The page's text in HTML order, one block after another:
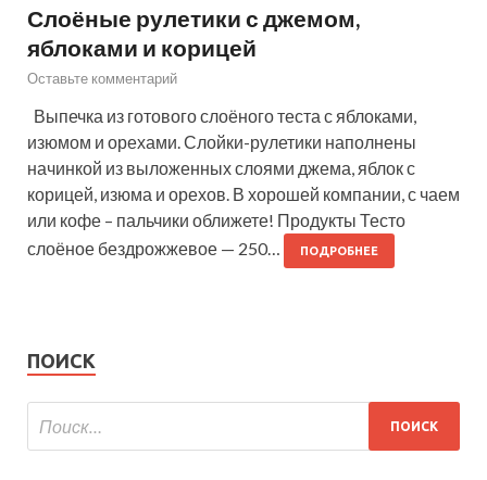
Слоёные рулетики с джемом,
яблоками и корицей
Оставьте комментарий
Выпечка из готового слоёного теста с яблоками,
изюмом и орехами. Слойки-рулетики наполнены
начинкой из выложенных слоями джема, яблок с
корицей, изюма и орехов. В хорошей компании, с чаем
или кофе – пальчики оближете! Продукты Тесто
слоёное бездрожжевое — 250…
ПОДРОБНЕЕ
ПОИСК